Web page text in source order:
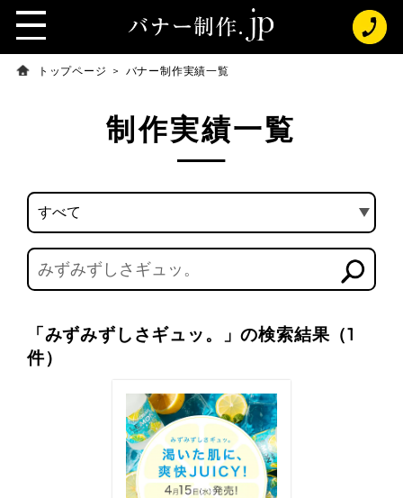
t
o
g
i
a
t
o
トップページ バナー制作実績一覧
制作実績一覧
「みずみずしさギュッ。」の検索結果（1
件）